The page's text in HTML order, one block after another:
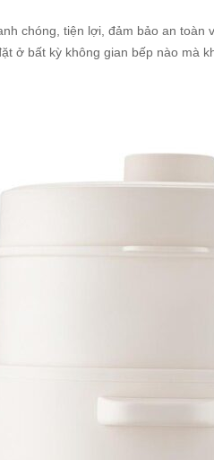
chóng, tiện lợi, đảm bảo an toàn
ở bất kỳ không gian bếp nào mà